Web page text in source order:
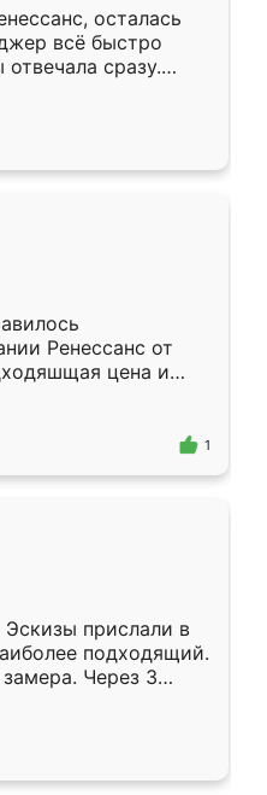
осталась
всё быстро
сразу.
подошёл к
Собрали
аккуратно, даже
Ренессанс от
цена и
Приехавший
самый
1
Эскизы прислали в
подходящий.
Через 3
Остались
Ренессанс
работу!